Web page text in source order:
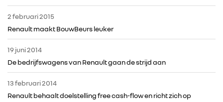
ALPINE
ALLIANCE
FOTO’S & VIDEO’S
2 februari 2015
Renault maakt BouwBeurs leuker
19 juni 2014
De bedrijfswagens van Renault gaan de strijd aan
13 februari 2014
Renault behaalt doelstelling free cash-flow en richt zich op